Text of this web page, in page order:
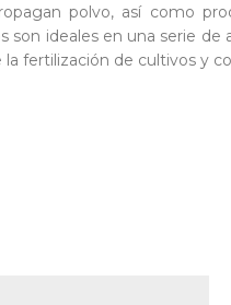
polvo, así como
ideales en una serie
fertilización de cultivos y